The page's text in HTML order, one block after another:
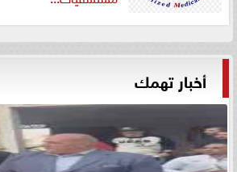
أخبار تهمك